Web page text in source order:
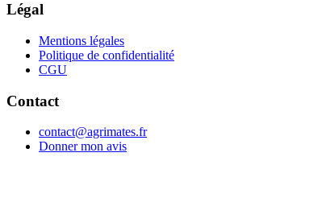
Légal
Mentions légales
Politique de confidentialité
CGU
Contact
contact@agrimates.fr
Donner mon avis